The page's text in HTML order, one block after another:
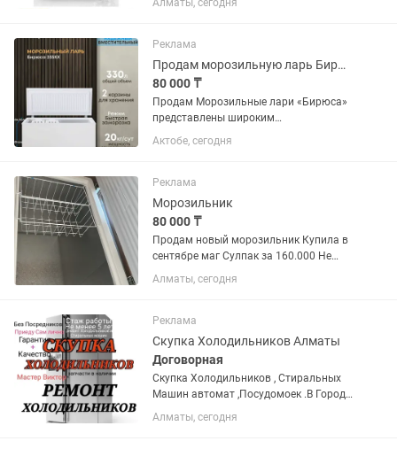
могу показать чек). Полностью
Алматы, сегодня
Реклама
Продам морозильную ларь Бирюса
80 000 ₸
Продам Морозильные лари «Бирюса»
представлены широким
ассортиментом горизонтальных ларей
(объемом от 80 до 350 л),
доступной ценой, ручной или No Frost
разморозкой, с...
Актобе, сегодня
Реклама
Морозильник
80 000 ₸
Продам новый морозильник Купила в
сентябре маг Сулпак за 160.000 Не
пользовались, документы есть Отдам
за 80.000 Высота: 80 см Ширина: 90
Алматы, сегодня
Реклама
Скупка Холодильников Алматы
Договорная
Скупка Холодильников , Стиральных
Машин автомат ,Посудомоек .В Городе
Алматы в нерабочем состоянии.
Разных производителей,в хорошем
Алматы, сегодня